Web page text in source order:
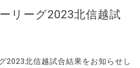
リーグ2023北信越試
2023北信越試合結果をお知らせし